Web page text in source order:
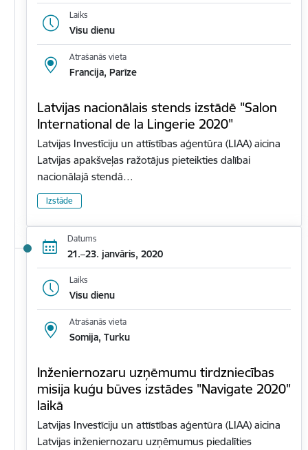
Laiks
Visu dienu
Atrašanās vieta
Francija, Parīze
Latvijas nacionālais stends izstādē "Salon
International de la Lingerie 2020"
Latvijas Investīciju un attīstības aģentūra (LIAA) aicina
Latvijas apakšveļas ražotājus pieteikties dalībai
nacionālajā stendā…
Izstāde
Datums
21.–23. janvāris, 2020
Laiks
Visu dienu
Atrašanās vieta
Somija, Turku
Inženiernozaru uzņēmumu tirdzniecības
misija kuģu būves izstādes "Navigate 2020"
laikā
Latvijas Investīciju un attīstības aģentūra (LIAA) aicina
Latvijas inženiernozaru uzņēmumus piedalīties